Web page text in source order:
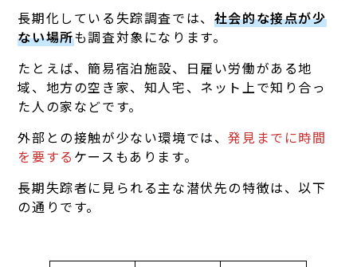
長期化している失踪調査では、 社会的な接点が少
ない場所も調査対象になります。
たとえば、簡易宿泊施設、日雇い労働がある地
域、地方の空き家、知人宅、ネット上で知り合っ
た人の家などです。
外部との接触が少ない環境では、発見までに時間
を要する ケースもあります。
長期失踪者に見られる主な潜伏先の特徴は、以下
の通りです。